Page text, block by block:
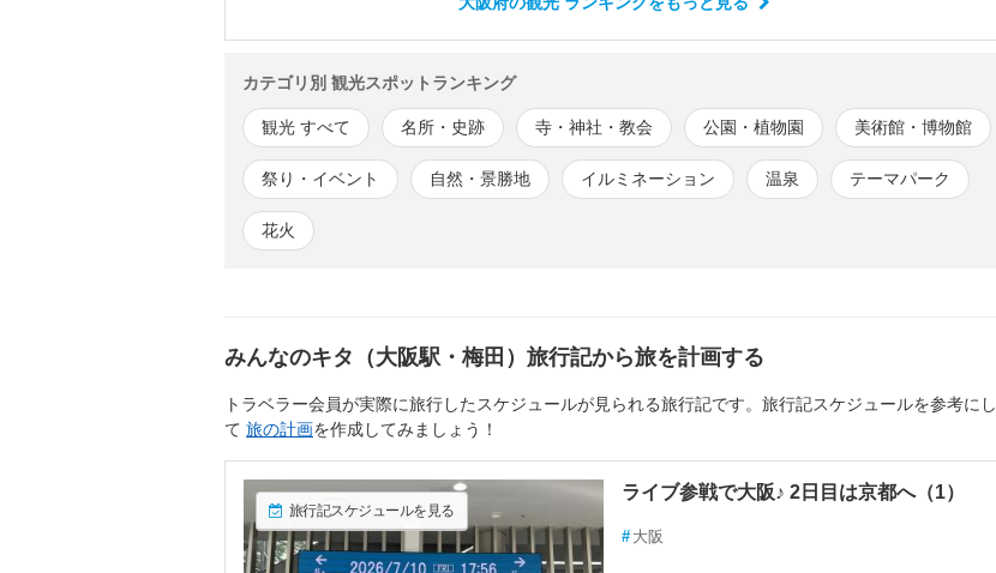
カテゴリ別 観光スポットランキング
観光 すべて 名所・史跡 寺・神社・教会 公園・植物園 美術館・博物館
祭り・イベント 自然・景勝地 イルミネーション 温泉 テーマパーク
花火
みんなのキタ（大阪駅・梅田）旅行記から旅を計画する
トラベラー会員が実際に旅行したスケジュールが見られる旅行記です。旅行記スケジュールを参考にし
て 旅の計画を作成してみましょう！
旅行記スケジュールを見る
ライブ参戦で大阪♪ 2日目は京都へ（1）
# 大阪